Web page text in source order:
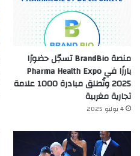
منصة BrandBio تسجّل حضورًا
بارزًا في Pharma Health Expo
2025 وتُطلق مبادرة 1000 علامة
تجارية مغربية
4 يوليو 2025